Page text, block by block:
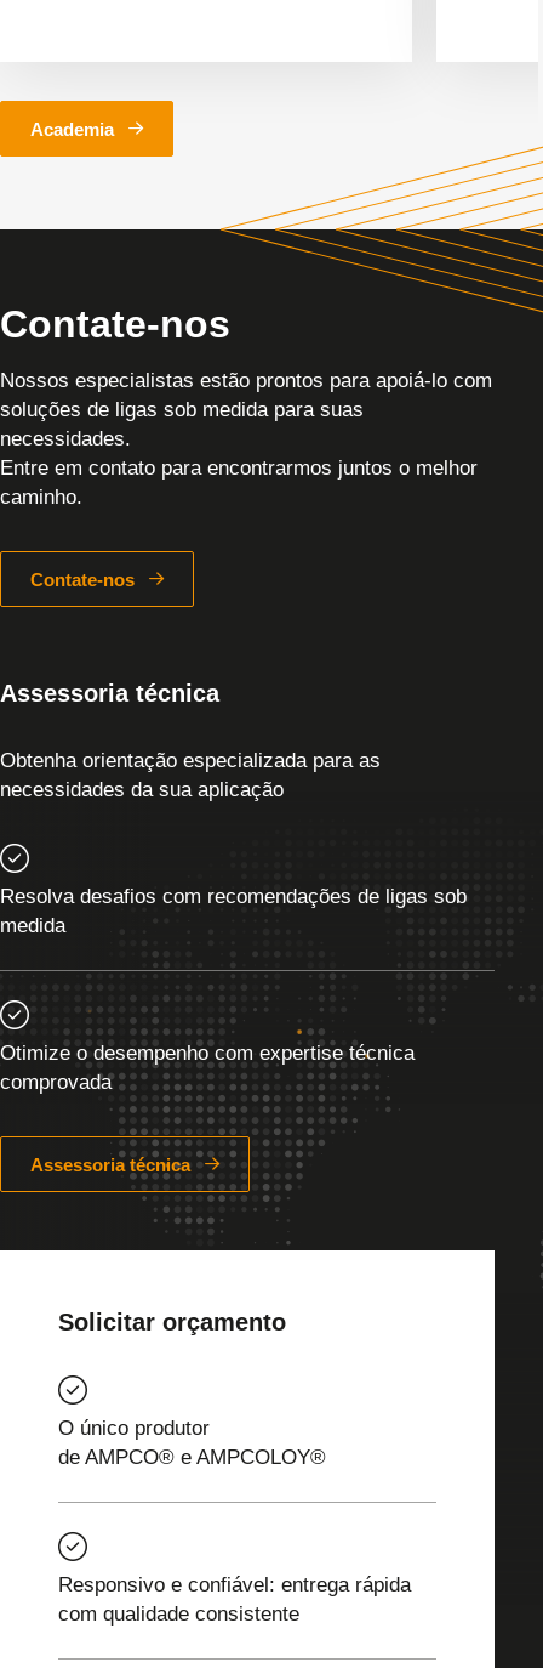
Academia
Contate-nos
Nossos especialistas estão prontos para apoiá-lo com
soluções de ligas sob medida para suas
necessidades.
Entre em contato para encontrarmos juntos o melhor
caminho.
Contate-nos
Assessoria técnica
Obtenha orientação especializada para as
necessidades da sua aplicação
Resolva desafios com recomendações de ligas sob
medida
Otimize o desempenho com expertise técnica
comprovada
Assessoria técnica
Solicitar orçamento
O único produtor
de AMPCO® e AMPCOLOY®
Responsivo e confiável: entrega rápida
com qualidade consistente